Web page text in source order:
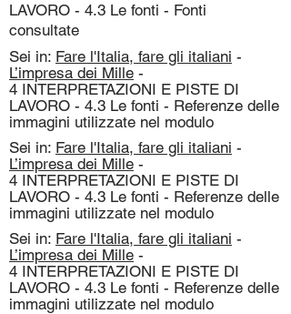
LAVORO - 4.3 Le fonti - Fonti
consultate
Sei in: Fare l'Italia, fare gli italiani -
L’impresa dei Mille -
4 INTERPRETAZIONI E PISTE DI
LAVORO - 4.3 Le fonti - Referenze delle
immagini utilizzate nel modulo
Sei in: Fare l'Italia, fare gli italiani -
L’impresa dei Mille -
4 INTERPRETAZIONI E PISTE DI
LAVORO - 4.3 Le fonti - Referenze delle
immagini utilizzate nel modulo
Sei in: Fare l'Italia, fare gli italiani -
L’impresa dei Mille -
4 INTERPRETAZIONI E PISTE DI
LAVORO - 4.3 Le fonti - Referenze delle
immagini utilizzate nel modulo